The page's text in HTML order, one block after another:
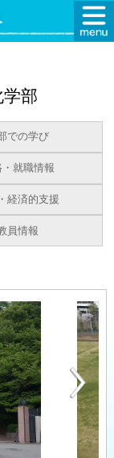
部
での学び
・就職情報
経済的支援
員情報